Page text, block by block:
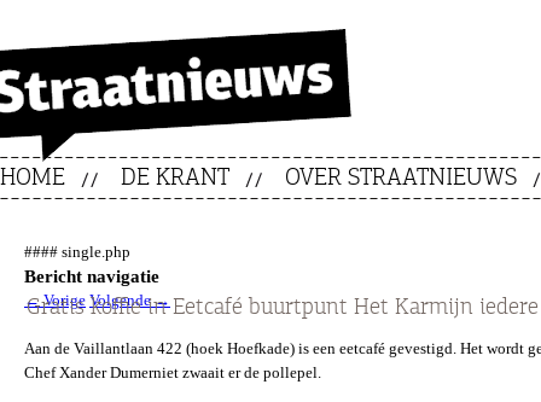
HOME DE KRANT OVER STRAATNIEUWS
#### single.php
Bericht navigatie
←Vorige Volgende→
Gratis koffie in Eetcafé buurtpunt Het Karmijn
Aan de Vaillantlaan 422 (hoek Hoefkade) is een eetcafé gevestigd. Het wordt
Chef Xander Dumerniet zwaait er de pollepel.